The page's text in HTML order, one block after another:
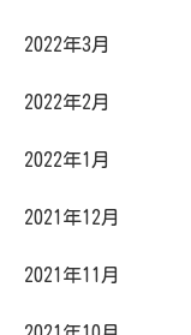
2022年3月
2022年2月
2022年1月
2021年12月
2021年11月